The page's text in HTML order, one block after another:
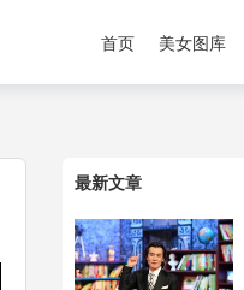
首页 美女图库
最新文章